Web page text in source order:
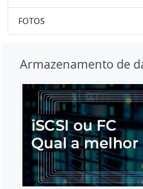
FOTOS
Armazenamento de